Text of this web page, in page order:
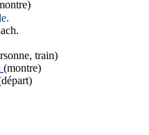
.
.
train)
(montre)